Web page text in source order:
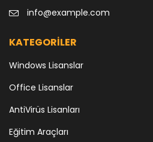
info@example.com
KATEGORİLER
Windows Lisanslar
Office Lisanslar
AntiVirüs Lisanları
Eğitim Araçları